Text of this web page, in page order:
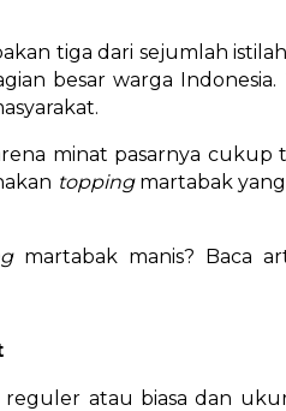
tiga dari sejumlah
besar warga Indonesia.
minat pasarnya cukup
topping martabak
martabak manis? Baca
atau biasa dan